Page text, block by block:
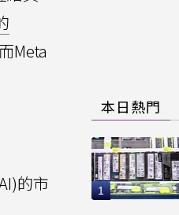
Meta
的市
本日熱門